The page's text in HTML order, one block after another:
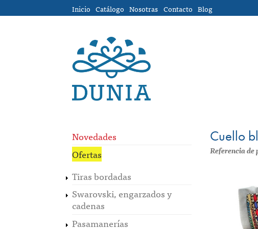
Pasar al contenido principal
Inicio Catálogo Nosotras Contacto Blog
Novedades
Ofertas
Tiras bordadas
Swarovski, engarzados y
cadenas
Pasamanerías
Cuello
Referencia